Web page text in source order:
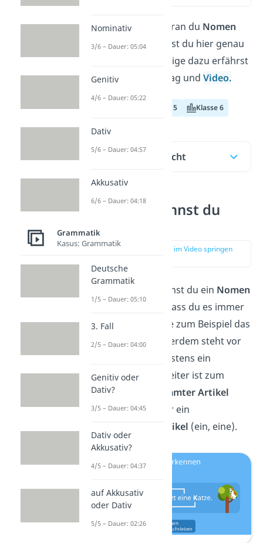
Du fragst dich, woran du Nomen
erkennst? Dann bist du hier genau
richtig! Alles Wichtige dazu erfährst
du in diesem Beitrag und Video.
Klasse 5 Klasse 6
Inhaltsübersicht
Woran erkennst du
Nomen?
zur Stelle im Video springen
Im Deutschen kannst du ein Nomen
daran erkennen, dass du es immer
großschreibst
, wie zum Beispiel das
Wort „Katze“. Außerdem steht vor
einem Nomen meistens ein
Begleiter. Ein Begleiter ist zum
Beispiel ein
bestimmter Artikel
(der, die, das) oder ein
unbestimmter Artikel (ein, eine).
Nominativ
3/6 – Dauer: 05:04
Genitiv
4/6 – Dauer: 05:22
Dativ
5/6 – Dauer: 04:57
Akkusativ
6/6 – Dauer: 04:18
Grammatik
Kasus: Grammatik
Deutsche
Grammatik
1/5 – Dauer: 05:10
3. Fall
2/5 – Dauer: 04:00
Genitiv oder
Dativ?
3/5 – Dauer: 04:45
Dativ oder
Akkusativ?
4/5 – Dauer: 04:37
auf Akkusativ
oder Dativ
5/5 – Dauer: 02:26